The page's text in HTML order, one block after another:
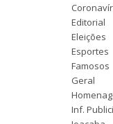
Editorial
Eleições
Esportes
Famosos
Geral
Inf.